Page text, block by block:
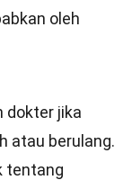
oleh
dokter jika
atau berulang.
tentang